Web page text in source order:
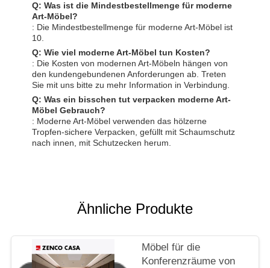
Q: Was ist die Mindestbestellmenge für moderne
Art-Möbel?
: Die Mindestbestellmenge für moderne Art-Möbel ist
10.
Q: Wie viel moderne Art-Möbel tun Kosten?
: Die Kosten von modernen Art-Möbeln hängen von
den kundengebundenen Anforderungen ab. Treten
Sie mit uns bitte zu mehr Information in Verbindung.
Q: Was ein bisschen tut verpacken moderne Art-
Möbel Gebrauch?
: Moderne Art-Möbel verwenden das hölzerne
Tropfen-sichere Verpacken, gefüllt mit Schaumschutz
nach innen, mit Schutzecken herum.
Ähnliche Produkte
Möbel für die
Konferenzräume von